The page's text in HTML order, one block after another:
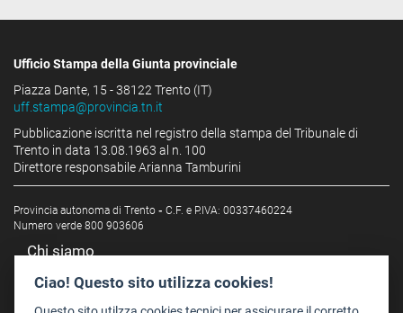
Ufficio Stampa della Giunta provinciale
Piazza Dante, 15 - 38122 Trento (IT)
uff.stampa@provincia.tn.it
Pubblicazione iscritta nel registro della stampa del Tribunale di
Trento in data 13.08.1963 al n. 100
Direttore responsabile Arianna Tamburini
Provincia autonoma di Trento - C.F. e P.IVA: 00337460224
Numero verde 800 903606
Chi siamo
Redazione
Staff
Ciao! Questo sito utilizza cookies!